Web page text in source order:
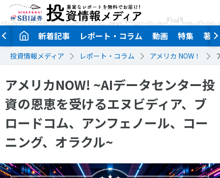
新着記事 レポート・コラム 動画 特集 著者
投資情報メディア レポート・コラム アメリカ NOW！
アメリカNOW! ~AIデータセンター投
資の恩恵を受けるエヌビディア、ブ
ロードコム、アンフェノール、コー
ニング、オラクル~